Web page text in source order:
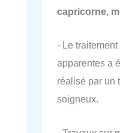
capricorne,
- Le
apparentes a
réalisé par un
soigneux.